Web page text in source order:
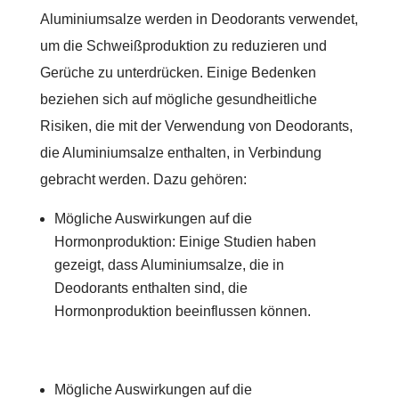
Aluminiumsalze werden in Deodorants verwendet,
um die Schweißproduktion zu reduzieren und
Gerüche zu unterdrücken. Einige Bedenken
beziehen sich auf mögliche gesundheitliche
Risiken, die mit der Verwendung von Deodorants,
die Aluminiumsalze enthalten, in Verbindung
gebracht werden. Dazu gehören:
Mögliche Auswirkungen auf die
Hormonproduktion: Einige Studien haben
gezeigt, dass Aluminiumsalze, die in
Deodorants enthalten sind, die
Hormonproduktion beeinflussen können.
Mögliche Auswirkungen auf die